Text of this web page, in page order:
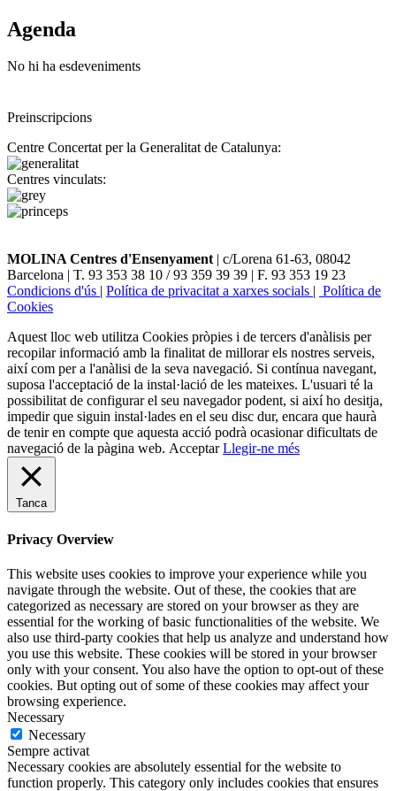
Agenda
No hi ha esdeveniments
Preinscripcions
Centre Concertat per la Generalitat de Catalunya:
Centres vinculats:
MOLINA Centres d'Ensenyament| c/Lorena 61-63, 08042
Barcelona | T. 93 353 38 10 / 93 359 39 39 | F. 93 353 19 23
Condicions d'ús | Política de privacitat a xarxes socials | Política de
Cookies
Aquest lloc web utilitza Cookies pròpies i de tercers d'anàlisis per
recopilar informació amb la finalitat de millorar els nostres serveis,
així com per a l'anàlisi de la seva navegació. Si contínua navegant,
suposa l'acceptació de la instal·lació de les mateixes. L'usuari té la
possibilitat de configurar el seu navegador podent, si així ho desitja,
impedir que siguin instal·lades en el seu disc dur, encara que haurà
de tenir en compte que aquesta acció podrà ocasionar dificultats de
navegació de la pàgina web. Acceptar Llegir-ne més
Tanca
Privacy Overview
This website uses cookies to improve your experience while you
navigate through the website. Out of these, the cookies that are
categorized as necessary are stored on your browser as they are
essential for the working of basic functionalities of the website. We
also use third-party cookies that help us analyze and understand how
you use this website. These cookies will be stored in your browser
only with your consent. You also have the option to opt-out of these
cookies. But opting out of some of these cookies may affect your
browsing experience.
Necessary
Necessary
Sempre activat
Necessary cookies are absolutely essential for the website to
function properly. This category only includes cookies that ensures